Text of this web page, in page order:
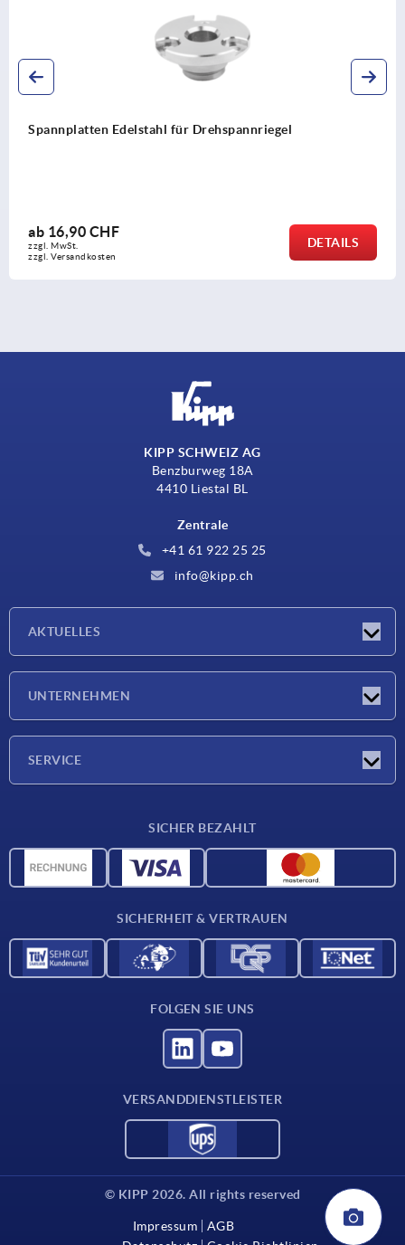
Spannplatten Edelstahl für Drehspannriegel
ab 16,90 CHF
zzgl. MwSt.
zzgl. Versandkosten
DETAILS
KIPP SCHWEIZ AG
Benzburweg 18A
4410 Liestal BL
Zentrale
+41 61 922 25 25
info@kipp.ch
AKTUELLES
UNTERNEHMEN
SERVICE
CAD-Daten
SICHER BEZAHLT
SICHERHEIT & VERTRAUEN
FOLGEN SIE UNS
VERSANDDIENSTLEISTER
© KIPP 2026. All rights reserved
Impressum
AGB